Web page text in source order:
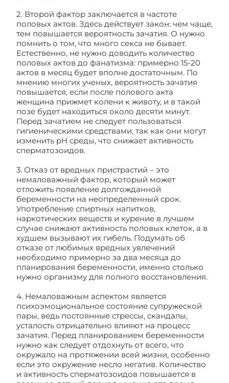
2. Второй фактор заключается в частоте
половых актов. Здесь действует закон: чем чаще,
тем повышается вероятность зачатия. О нужно
помнить о том, что много секса не бывает.
Естественно, не нужно доводить количество
половых актов до фанатизма: примерно 15-20
актов в месяц будет вполне достаточным. По
мнению многих ученых, вероятность зачатия
повышается, если после полового акта
женщина прижмет колени к животу, и в такой
позе будет находиться около десяти минут.
Перед зачатием не следует пользоваться
гигиеническими средствами, так как они могут
изменить pH среды, что снижает активность
сперматозоидов.
3. Отказ от вредных пристрастий – это
немаловажный фактор, который может
отложить появление долгожданной
беременности на неопределенный срок.
Употребление спиртных напитков,
наркотических веществ и курение в лучшем
случае снижают активность половых клеток, а в
худшем вызывают их гибель. Подумать об
отказе от любимых вредных увлечений
необходимо примерно за два месяца до
планирования беременности, именно столько
нужно организму для полного восстановления.
4. Немаловажным аспектом является
психоэмоциональное состояние супружеской
пары, ведь постоянные стрессы, скандалы,
усталость отрицательно влияют на процесс
зачатия. Перед планированием беременности
нужно как следует отдохнуть от всего, что
окружало на протяжении всей жизни, особенно
если это окружение несло негатив. Количество
и активность сперматозоидов повышается в